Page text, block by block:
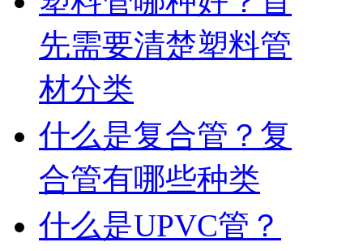
先需要清楚塑料管
材分类
什么是复合管？复
合管有哪些种类
什么是UPVC管？